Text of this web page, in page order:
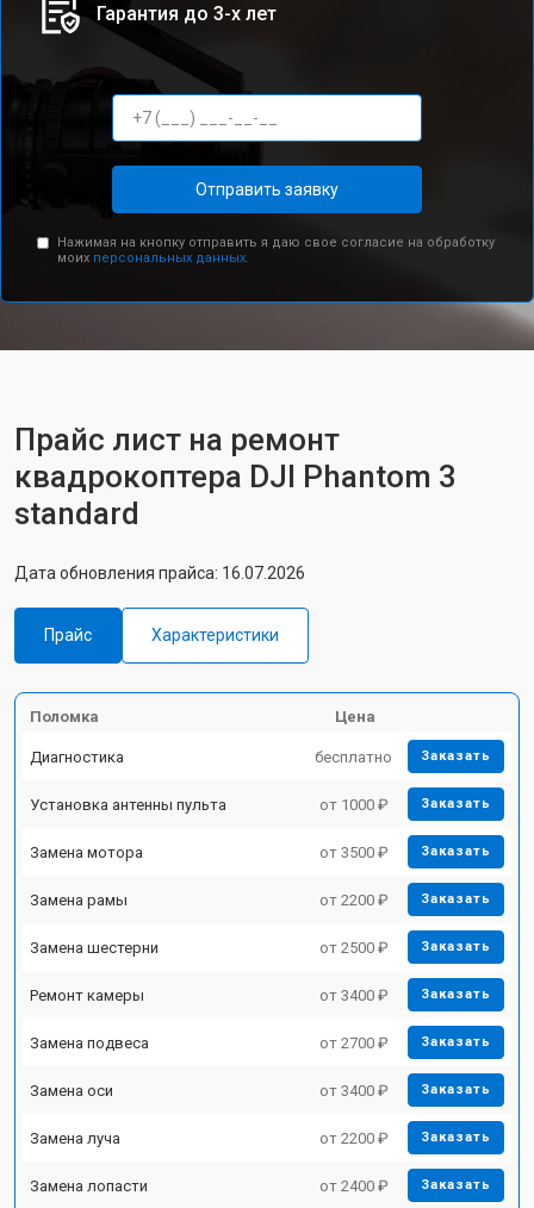
Гарантия до 3-х лет
Отправить заявку
Нажимая на кнопку отправить я даю свое согласие на обработку
моих персональных данных.
Прайс лист на ремонт
квадрокоптера DJI Phantom 3
standard
Дата обновления прайса: 16.07.2026
Прайс Характеристики
Поломка Цена
Диагностика бесплатно Заказать
Установка антенны пульта от 1000 ₽ Заказать
Замена мотора от 3500 ₽ Заказать
Замена рамы от 2200 ₽ Заказать
Замена шестерни от 2500 ₽ Заказать
Ремонт камеры от 3400 ₽ Заказать
Замена подвеса от 2700 ₽ Заказать
Замена оси от 3400 ₽ Заказать
Замена луча от 2200 ₽ Заказать
Замена лопасти от 2400 ₽ Заказать